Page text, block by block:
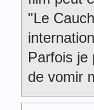
"Le
Parfois je
de vomir